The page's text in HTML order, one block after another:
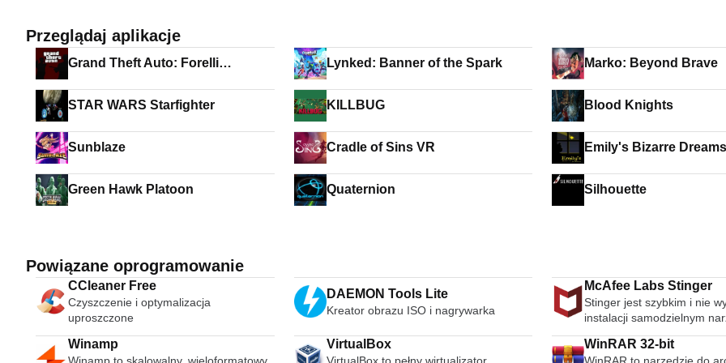
Przeglądaj aplikacje
Grand Theft Auto: Forelli
Lynked: Banner of the Spark Marko: Beyond Brave
STAR WARS Starfighter KILLBUG Blood Knights
Sunblaze Cradle of Sins VR Emily's Bizarre Dreams
Green Hawk Platoon Quaternion Silhouette
Powiązane oprogramowanie
CCleaner Free
Czyszczenie i optymalizacja
uproszczone
DAEMON Tools Lite
Kreator obrazu ISO i nagrywarka
McAfee Labs Stinger
Stinger jest szybkim i nie
instalacji samodzielnym
wykrywania i usuwania
złośliwego
Winamp VirtualBox WinRAR 32-bit